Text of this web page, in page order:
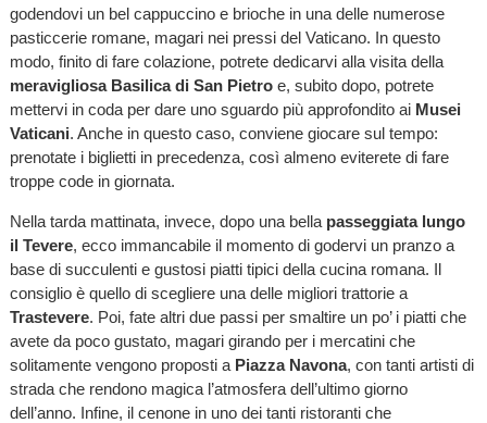
godendovi un bel cappuccino e brioche in una delle numerose
pasticcerie romane, magari nei pressi del Vaticano. In questo
modo, finito di fare colazione, potrete dedicarvi alla visita della
meravigliosa Basilica di San Pietro e, subito dopo, potrete
mettervi in coda per dare uno sguardo più approfondito ai Musei
Vaticani. Anche in questo caso, conviene giocare sul tempo:
prenotate i biglietti in precedenza, così almeno eviterete di fare
troppe code in giornata.
Nella tarda mattinata, invece, dopo una bella passeggiata lungo
il Tevere, ecco immancabile il momento di godervi un pranzo a
base di succulenti e gustosi piatti tipici della cucina romana. Il
consiglio è quello di scegliere una delle migliori trattorie a
Trastevere. Poi, fate altri due passi per smaltire un po’ i piatti che
avete da poco gustato, magari girando per i mercatini che
solitamente vengono proposti a Piazza Navona, con tanti artisti di
strada che rendono magica l’atmosfera dell’ultimo giorno
dell’anno. Infine, il cenone in uno dei tanti ristoranti che